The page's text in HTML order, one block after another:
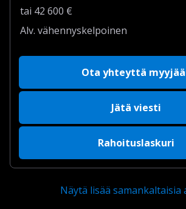
tai 42 600 €
Alv. vähennyskelpoinen
Ota yhteyttä
Jätä viesti
Rahoituslaskuri
Näytä lisää samankaltaisia